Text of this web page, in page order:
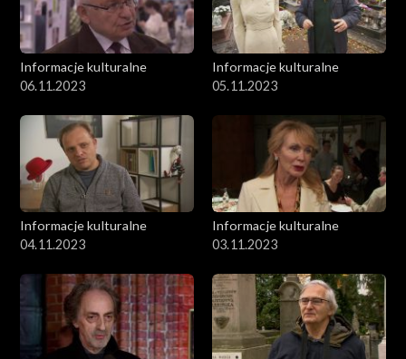
Informacje kulturalne
06.11.2023
Informacje kulturalne
05.11.2023
Informacje kulturalne
04.11.2023
Informacje kulturalne
03.11.2023